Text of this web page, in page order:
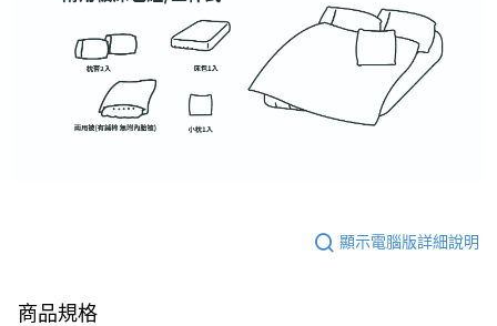
顯示電腦版詳細說明
商品規格